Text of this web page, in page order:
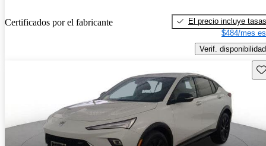
Certificados por el fabricante
El precio incluye tasas
$484/mes
Verif. disponibilidad